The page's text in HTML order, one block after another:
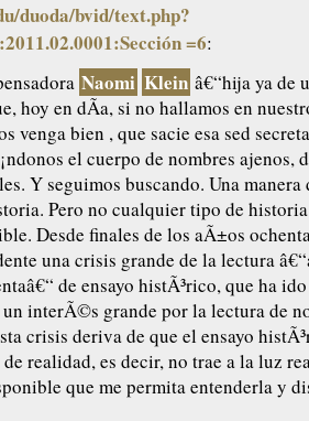
duoda/bvid/text.php?
=6:
Naomi Klein â€“hija ya de
hoy en dÃ­a, si no hallamos en
venga bien , que sacie esa sed
el cuerpo de nombres ajenos,
Y seguimos buscando. Una manera
Pero no cualquier tipo de
Desde finales de los aÃ±os
una crisis grande de la lectura
de ensayo histÃ³rico, que ha
interÃ©s grande por la lectura de
crisis deriva de que el ensayo
realidad, es decir, no trae a la luz
que me permita entenderla y